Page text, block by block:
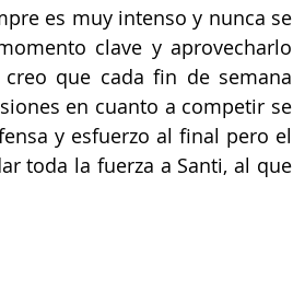
es muy intenso y nunca se
clave y aprovecharlo
que cada fin de semana
en cuanto a competir se
y esfuerzo al final pero el
toda la fuerza a Santi, al que